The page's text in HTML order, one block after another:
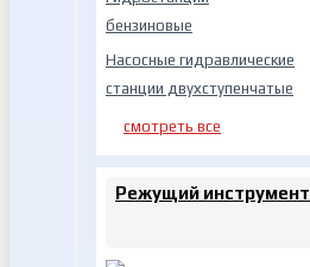
бензиновые
Насосные гидравлические
станции двухступенчатые
смотреть все
Режущий инструмент